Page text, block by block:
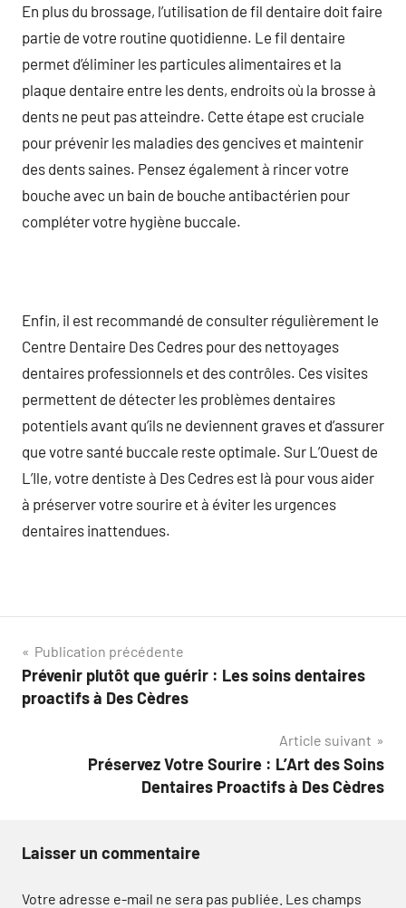
En plus du brossage, l’utilisation de fil dentaire doit faire
partie de votre routine quotidienne. Le fil dentaire
permet d’éliminer les particules alimentaires et la
plaque dentaire entre les dents, endroits où la brosse à
dents ne peut pas atteindre. Cette étape est cruciale
pour prévenir les maladies des gencives et maintenir
des dents saines. Pensez également à rincer votre
bouche avec un bain de bouche antibactérien pour
compléter votre hygiène buccale.
Enfin, il est recommandé de consulter régulièrement le
Centre Dentaire Des Cedres pour des nettoyages
dentaires professionnels et des contrôles. Ces visites
permettent de détecter les problèmes dentaires
potentiels avant qu’ils ne deviennent graves et d’assurer
que votre santé buccale reste optimale. Sur L’Ouest de
L’Ile, votre dentiste à Des Cedres est là pour vous aider
à préserver votre sourire et à éviter les urgences
dentaires inattendues.
Navigation
de
Publication précédente
Prévenir plutôt que guérir : Les soins dentaires
proactifs à Des Cèdres
Article suivant
Préservez Votre Sourire : L’Art des Soins
Dentaires Proactifs à Des Cèdres
Laisser un commentaire
Votre adresse e-mail ne sera pas publiée. Les champs